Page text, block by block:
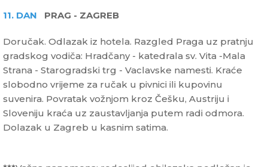
11. DAN PRAG - ZAGREB
Doručak. Odlazak iz hotela. Razgled Praga uz pratnju
gradskog vodiča: Hradčany - katedrala sv. Vita -Mala
Strana - Starogradski trg - Vaclavske namesti. Kraće
slobodno vrijeme za ručak u pivnici ili kupovinu
suvenira. Povratak vožnjom kroz Češku, Austriju i
Sloveniju kraća uz zaustavljanja putem radi odmora.
Dolazak u Zagreb u kasnim satima.